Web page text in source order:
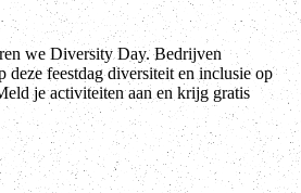
we Diversity Day. Bedrijven
deze feestdag diversiteit en inclusie op
je activiteiten aan en krijg gratis
box met de Diversity Day Game en